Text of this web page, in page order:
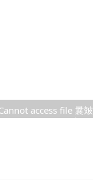
access file 曩㿰